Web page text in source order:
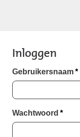
Inloggen
Gebruikersnaam*
Wachtwoord *